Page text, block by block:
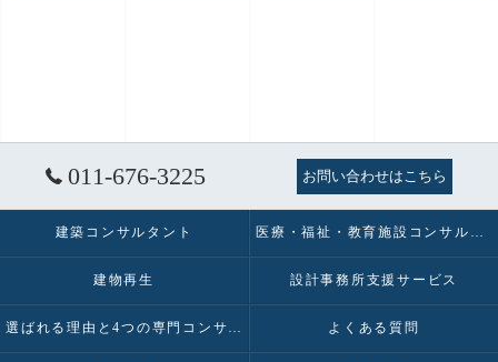
011-676-3225 お問い合わせはこちら
建築コンサルタント 医療・福祉・教育施設コンサルタント
建物再生 設計事務所支援サービス
選ばれる理由と4つの専門コンサルティング よくある質問